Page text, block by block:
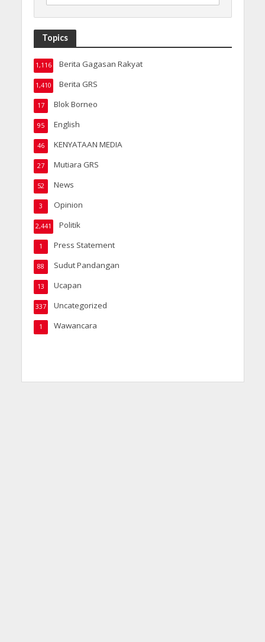
Topics
Berita Gagasan Rakyat
1,116
Berita GRS
1,410
Blok Borneo
17
English
95
KENYATAAN MEDIA
46
Mutiara GRS
27
News
52
Opinion
3
Politik
2,441
Press Statement
1
Sudut Pandangan
88
Ucapan
13
Uncategorized
337
Wawancara
1